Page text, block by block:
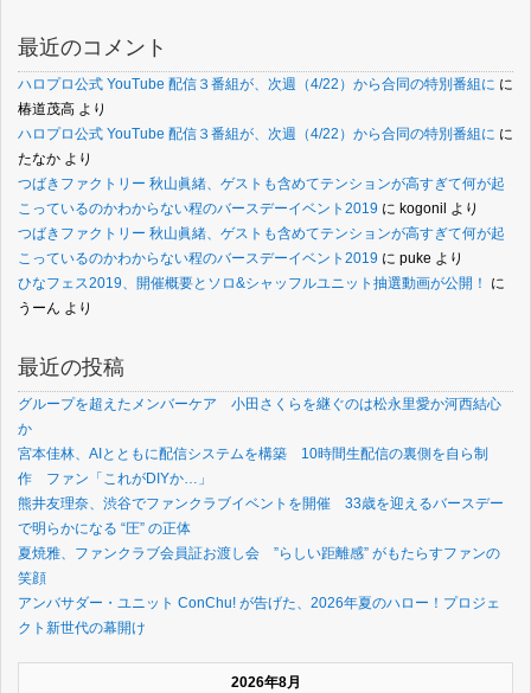
最近のコメント
ハロプロ公式 YouTube 配信３番組が、次週（4/22）から合同の特別番組に に
椿道茂高 より
ハロプロ公式 YouTube 配信３番組が、次週（4/22）から合同の特別番組に に
たなか より
つばきファクトリー 秋山眞緒、ゲストも含めてテンションが高すぎて何が起
こっているのかわからない程のバースデーイベント2019 に kogonil より
つばきファクトリー 秋山眞緒、ゲストも含めてテンションが高すぎて何が起
こっているのかわからない程のバースデーイベント2019 に puke より
ひなフェス2019、開催概要とソロ&シャッフルユニット抽選動画が公開！
に
うーん より
最近の投稿
グループを超えたメンバーケア 小田さくらを継ぐのは松永里愛か河西結心
か
宮本佳林、AIとともに配信システムを構築 10時間生配信の裏側を自ら制
作 ファン「これがDIYか…」
熊井友理奈、渋谷でファンクラブイベントを開催 33歳を迎えるバースデー
で明らかになる “圧” の正体
夏焼雅、ファンクラブ会員証お渡し会 ”らしい距離感” がもたらすファンの
笑顔
アンバサダー・ユニット ConChu! が告げた、2026年夏のハロー！プロジェ
クト新世代の幕開け
2026年8月